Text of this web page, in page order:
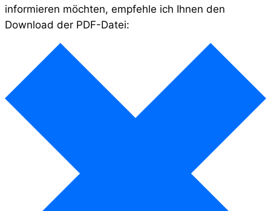
informieren möchten, empfehle ich Ihnen den
Download der PDF-Datei: